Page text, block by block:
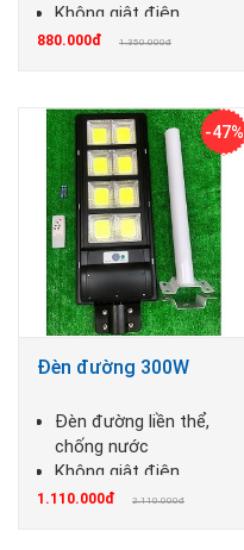
Không giật điện,
không cháy nổ
880.000đ 1.350.000đ
-47%
Đèn đường 300W
Đèn đường liền thể,
chống nước
Không giật điện,
không cháy nổ
1.110.000đ 2.110.000đ